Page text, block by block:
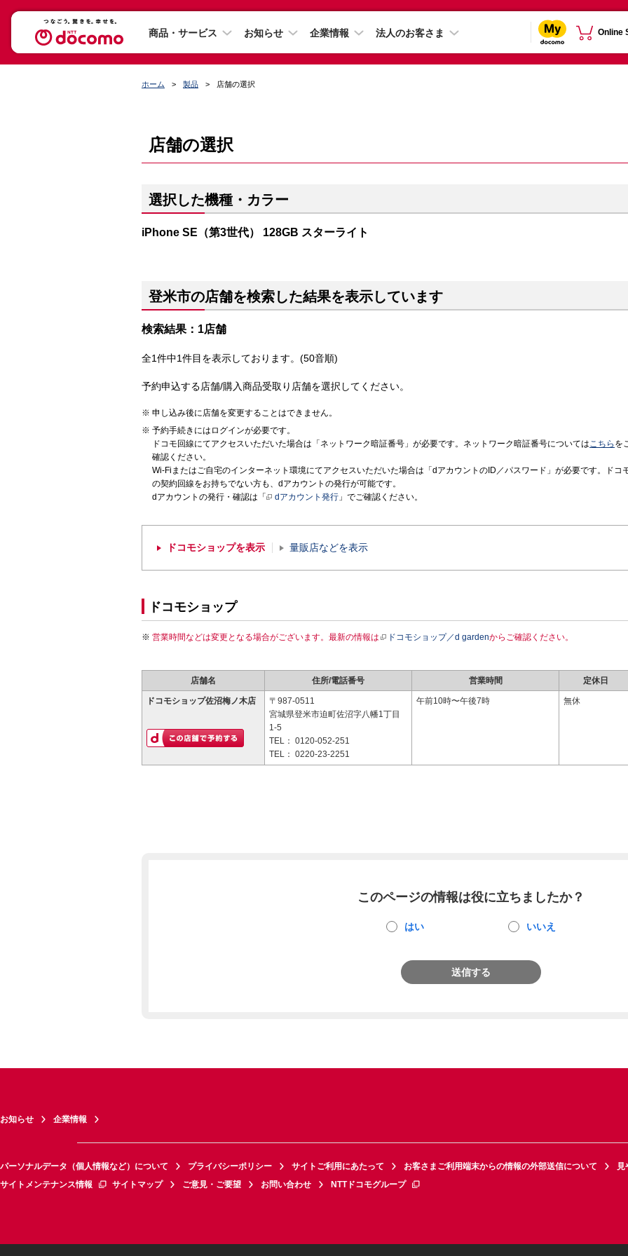
商品・サービス お知らせ 企業情報 法人のお客さま Online
ホーム 製品 店舗の選択
店舗の選択
選択した機種・カラー
iPhone SE（第3世代） 128GB スターライト
登米市の店舗を検索した結果を表示しています
検索結果：1店舗
全1件中1件目を表示しております。(50音順)
予約申込する店舗/購入商品受取り店舗を選択してください。
申し込み後に店舗を変更することはできません。
予約手続きにはログインが必要です。
ドコモ回線にてアクセスいただいた場合は「ネットワーク暗証番号」が必要です。ネットワーク暗証番号についてはこちら を
確認ください。
Wi-Fiまたはご自宅のインターネット環境にてアクセスいただいた場合は「dアカウントのID／パスワード」が必要です。ドコ
の契約回線をお持ちでない方も、dアカウントの発行が可能です。
dアカウントの発行・確認は「
dアカウント発行 」でご確認ください。
ドコモショップを表示 量販店などを表示
ドコモショップ
営業時間などは変更となる場合がございます。最新の情報は ドコモショップ／d gardenからご確認ください。
店舗名 住所/電話番号 営業時間 定休日
ドコモショップ佐沼梅ノ木店
〒987-0511
宮城県登米市迫町佐沼字八幡1丁目
1-5
TEL： 0120-052-251
TEL： 0220-23-2251
午前10時〜午後7時 無休
このページの情報は役に立ちましたか？
はい いいえ
送信する
お知らせ 企業情報
パーソナルデータ（個人情報など）について プライバシーポリシー サイトご利用にあたって お客さまご利用端末からの情報の外部送信について
見
サイトメンテナンス情報
サイトマップ ご意見・ご要望 お問い合わせ NTTドコモグループ